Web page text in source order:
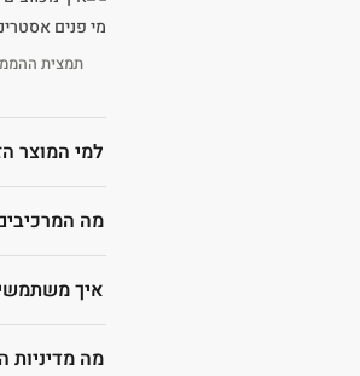
תמצית
למי המוצר
מה
איך
מה מדיניות